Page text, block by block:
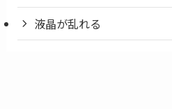
液晶が乱れる